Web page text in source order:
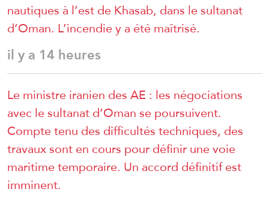
nautiques à l’est de Khasab, dans le sultanat
d’Oman. L’incendie y a été maîtrisé.
il y a 14 heures
Le ministre iranien des AE : les négociations
avec le sultanat d’Oman se poursuivent.
Compte tenu des difficultés techniques, des
travaux sont en cours pour définir une voie
maritime temporaire. Un accord définitif est
imminent.